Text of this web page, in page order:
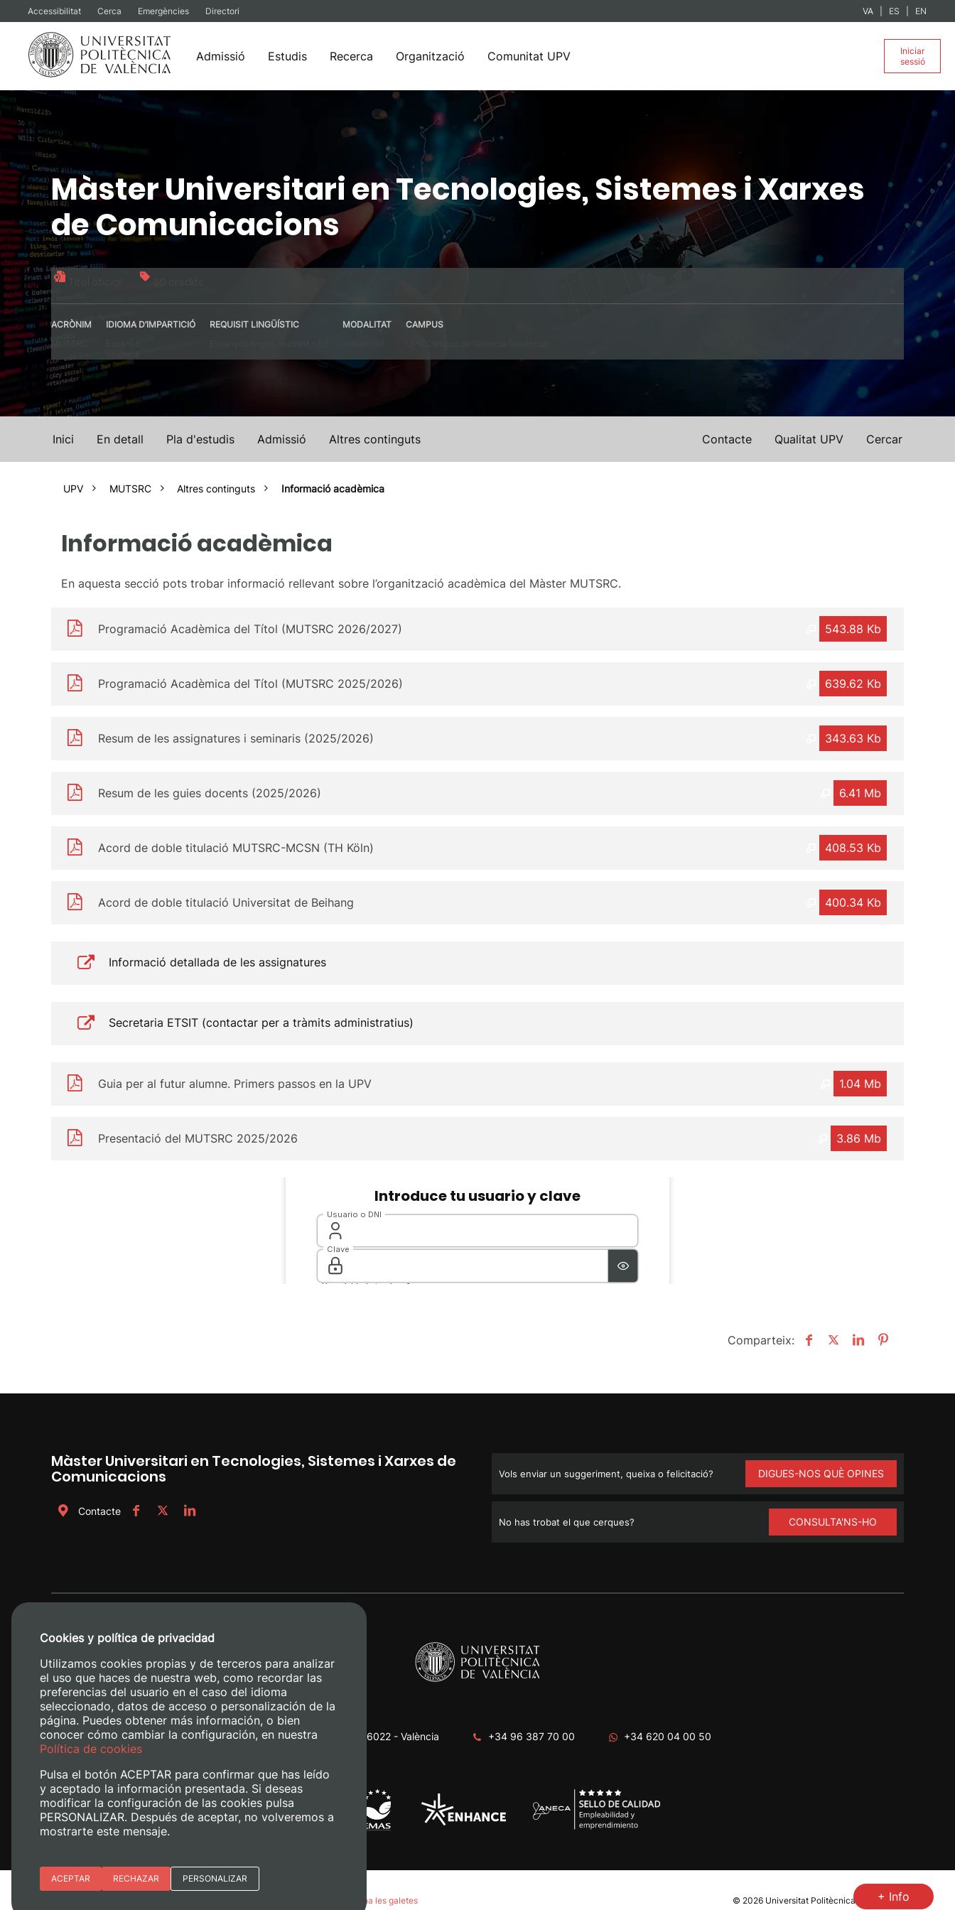
Accessibilitat Cerca Emergències Directori VA ES EN
Admissió Estudis Recerca Organització Comunitat UPV
Iniciar
sessió
Vés
al
contingut
Màster Universitari en Tecnologies, Sistemes i Xarxes
de Comunicacions
ACRÒNIM
IDIOMA D’IMPARTICIÓ
REQUISIT LINGÜÍSTIC
MODALITAT
CAMPUS
Inici En detall Pla d'estudis Admissió Altres continguts Cercar
Qualitat UPV
Contacte
UPV MUTSRC Altres continguts Informació acadèmica
Informació acadèmica
En aquesta secció pots trobar informació rellevant sobre l’organització acadèmica del Màster MUTSRC.
543.88 Kb
Programació Acadèmica del Títol (MUTSRC 2026/2027)
639.62 Kb
Programació Acadèmica del Títol (MUTSRC 2025/2026)
343.63 Kb
Resum de les assignatures i seminaris (2025/2026)
6.41 Mb
Resum de les guies docents (2025/2026)
408.53 Kb
Acord de doble titulació MUTSRC-MCSN (TH Köln)
400.34 Kb
Acord de doble titulació Universitat de Beihang
Informació detallada de les assignatures
Secretaria ETSIT (contactar per a tràmits administratius)
1.04 Mb
Guia per al futur alumne. Primers passos en la UPV
3.86 Mb
Presentació del MUTSRC 2025/2026
Comparteix:
Màster Universitari en Tecnologies, Sistemes i Xarxes de
Comunicacions
Contacte
Vols enviar un suggeriment, queixa o felicitació? DIGUES-NOS QUÈ OPINES
No has trobat el que cerques? CONSULTA'NS-HO
Camino de Vera, s/n. 46022 - València +34 96 387 70 00 +34 620 04 00 50
Gestiona les galetes © 2026 Universitat Politècnica de València
Cookies y política de privacidad
Utilizamos cookies propias y de terceros para analizar
el uso que haces de nuestra web, como recordar las
preferencias del usuario en el caso del idioma
seleccionado, datos de acceso o personalización de la
página. Puedes obtener más información, o bien
conocer cómo cambiar la configuración, en nuestra
Política de cookies
Pulsa el botón ACEPTAR para confirmar que has leído
y aceptado la información presentada. Si deseas
modificar la configuración de las cookies pulsa
PERSONALIZAR. Después de aceptar, no volveremos a
mostrarte este mensaje.
Esenciales
ACEPTAR RECHAZAR PERSONALIZAR
+ Info